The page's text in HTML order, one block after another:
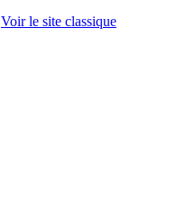
Voir le site classique